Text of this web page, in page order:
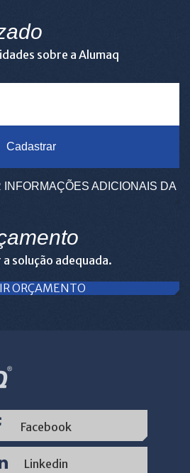
sobre a Alumaq
Cadastrar
ADICIONAIS DA
solução adequada.
ORÇAMENTO
Facebook
Linkedin